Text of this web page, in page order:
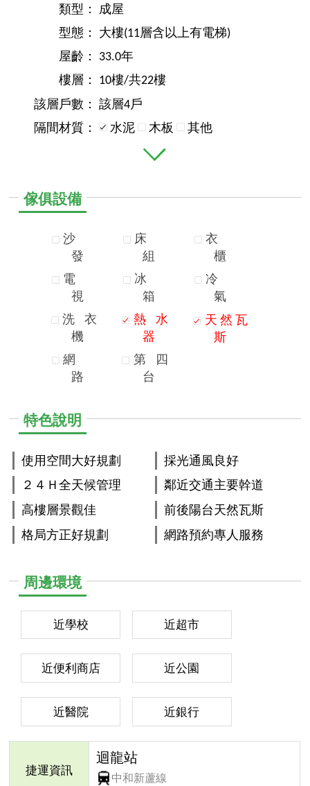
類型：
成屋
型態：
大樓(11層含以上有電梯)
屋齡：
33.0年
樓層：
10樓/共22樓
該層戶數：
該層4戶
隔間材質：
水泥 木板 其他
傢俱設備
沙
發
電
視
洗
衣
機
網
路
床
組
冰
箱
熱
水
器
第
四
台
衣
櫃
冷
氣
天 然 瓦
斯
特色說明
使用空間大好規劃
２４Ｈ全天候管理
高樓層景觀佳
格局方正好規劃
採光通風良好
鄰近交通主要幹道
前後陽台天然瓦斯
網路預約專人服務
周邊環境
近學校 近超市
近便利商店 近公園
近醫院 近銀行
捷運資訊
迴龍站
中和新蘆線